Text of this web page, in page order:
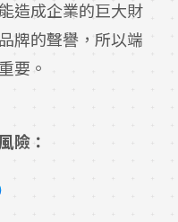
造成企業的巨大財
牌的聲譽，所以端
要。
險：